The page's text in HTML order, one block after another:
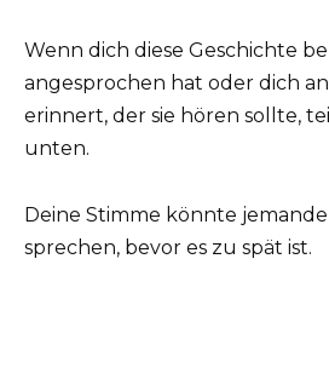
Wenn dich diese Geschichte
angesprochen hat oder dich
erinnert, der sie hören sollte,
unten.
Deine Stimme könnte
sprechen, bevor es zu spät ist.